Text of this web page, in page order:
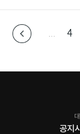
... 4
공지